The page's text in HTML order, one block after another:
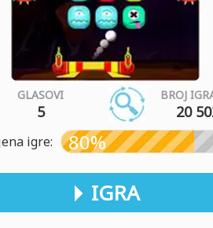
GLASOVI
5
BROJ
20
igre: 80%
IGRA